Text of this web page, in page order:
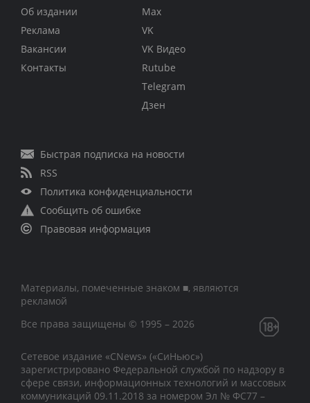
Об издании
Реклама
Вакансии
Контакты
Max
VK
VK Видео
Rutube
Telegram
Дзен
Быстрая подписка на новости
RSS
Политика конфиденциальности
Сообщить об ошибке
Правовая информация
Материалы, помеченные знаком ■, являются
рекламой
Все права защищены © 1995 – 2026
Сетевое издание «CNews» («СиНьюс»)
зарегистрировано Федеральной службой по надзору в
сфере связи, информационных технологий и массовых
коммуникаций 09.11.2018 за номером Эл № ФС77 –